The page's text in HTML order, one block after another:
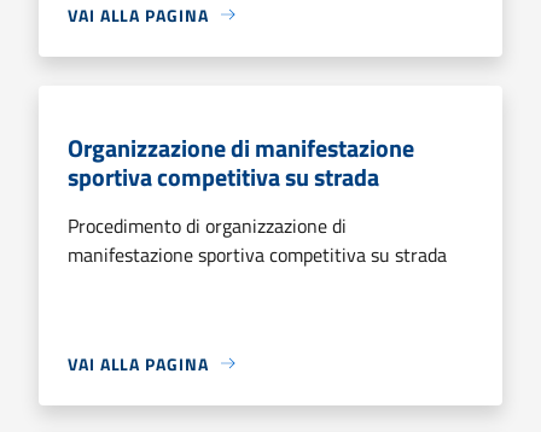
VAI ALLA PAGINA
Organizzazione di manifestazione
sportiva competitiva su strada
Procedimento di organizzazione di
manifestazione sportiva competitiva su strada
VAI ALLA PAGINA